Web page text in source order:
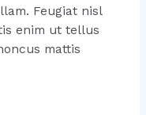
Feugiat nisl
enim ut tellus
mattis